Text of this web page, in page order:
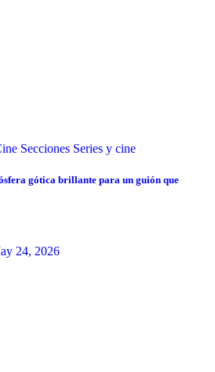
Secciones Series y cine
gótica brillante para un guión que
24, 2026